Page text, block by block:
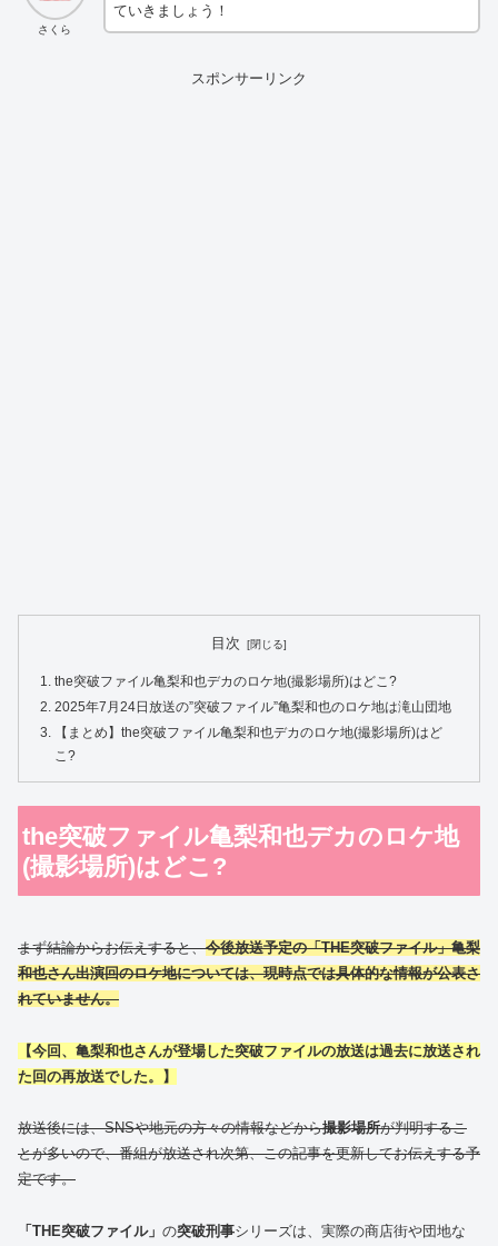
さくら
ていきましょう！
スポンサーリンク
目次
the突破ファイル亀梨和也デカのロケ地(撮影場所)はどこ?
2025年7月24日放送の”突破ファイル”亀梨和也のロケ地は滝山団地
【まとめ】the突破ファイル亀梨和也デカのロケ地(撮影場所)はど
こ?
the突破ファイル亀梨和也デカのロケ地
(撮影場所)はどこ?
まず結論からお伝えすると、今後放送予定の「THE突破ファイル」亀梨
和也さん出演回のロケ地については、現時点では具体的な情報が公表さ
れていません。
【今回、亀梨和也さんが登場した突破ファイルの放送は過去に放送され
た回の再放送でした。】
放送後には、SNSや地元の方々の情報などから撮影場所が判明するこ
とが多いので、番組が放送され次第、この記事を更新してお伝えする予
定です。
「THE突破ファイル」 の突破刑事シリーズは、実際の商店街や団地な